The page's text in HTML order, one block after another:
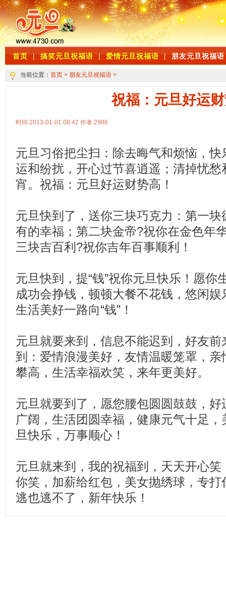
首页 | 搞笑元旦祝福语 | 爱情元旦祝福语 | 朋友元旦祝福语
当前位置： 首页 > 朋友元旦祝福语 >
祝福：元旦好运
时间:2013-01-01 08:42 作者:2986
元旦习俗把尘扫：除去晦气和烦恼，
运和纷扰，开心过节喜逍遥；清掉忧
宵。祝福：元旦好运财势高！
元旦快到了，送你三块巧克力：第一
有的幸福；第二块金帝?祝你在金色年
三块吉百利?祝你吉年百事顺利！
元旦快到，提“钱”祝你元旦快乐！愿你
成功会挣钱，顿顿大餐不花钱，悠闲
生活美好一路向“钱”！
元旦就要来到，信息不能迟到，好友
到：爱情浪漫美好，友情温暖笼罩，
攀高，生活幸福欢笑，来年更美好。
元旦就要到了，愿您腰包圆圆鼓鼓，
广阔，生活团圆幸福，健康元气十足
旦快乐，万事顺心！
元旦就来到，我的祝福到，天天开心
你笑，加薪给红包，美女抛绣球，专
逃也逃不了，新年快乐！